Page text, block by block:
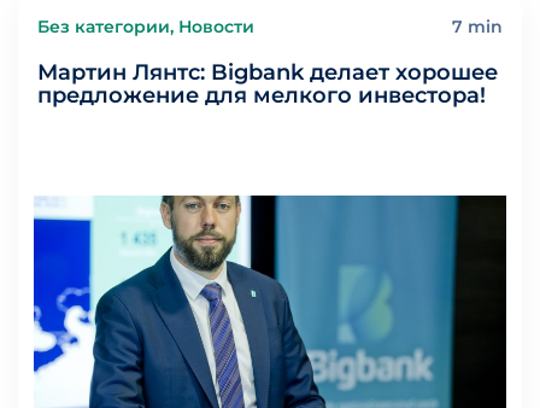
Без категории, Новости 7 min
Мартин Лянтс: Bigbank делает хорошее
предложение для мелкого инвестора!